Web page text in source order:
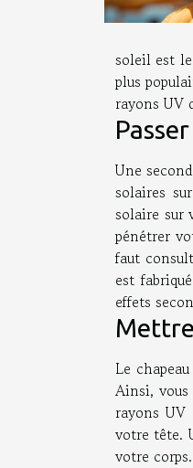
soleil est
plus
rayons UV
Une
solaires
solaire sur
pénétrer
faut
est
effets
Le
Ainsi,
rayons
votre tête.
votre corps.